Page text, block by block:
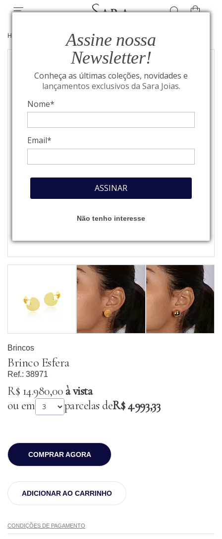
Assine nossa
Newsletter!
Conheça as últimas coleções, novidades e
lançamentos exclusivos da Sara Joias.
Nome*
Email*
ASSINAR
Não tenho interesse
HOME BRINCOS
Brincos
Brinco Esfera
Ref.: 38971
R$ 14.980,00à vista
ou em
parcelas deR$ 4.993,33
COMPRAR AGORA
ADICIONAR AO CARRINHO
CONDIÇÕES DE PAGAMENTO